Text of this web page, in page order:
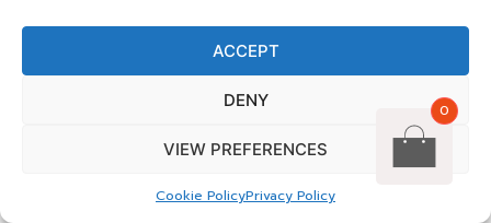
ACCEPT
DENY
VIEW PREFERENCES
Cookie PolicyPrivacy Policy
0